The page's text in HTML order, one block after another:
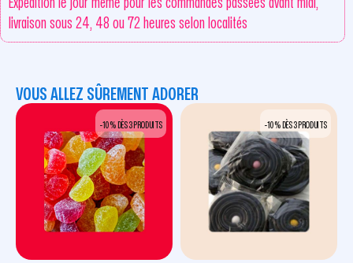
livraison sous 24, 48 ou 72 heures selon localités
VOUS ALLEZ SÛREMENT ADORER
-10 % DÈS 3 PRODUITS -10 % DÈS 3 PRODUITS